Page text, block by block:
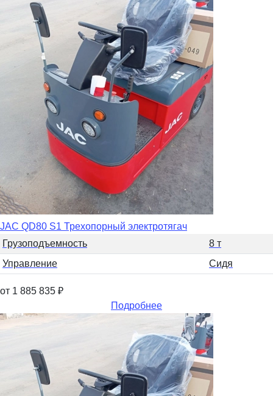
JAC QD80 S1 Трехопорный электротягач
Грузоподъемность
8 т
Управление
Сидя
от 1 885 835 ₽
Подробнее